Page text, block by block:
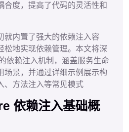
合度，提高了代码的灵活性和
就内置了强大的依赖注入容
松地实现依赖管理。本文将深
依赖注入机制，涵盖服务生命
场景，并通过详细示例展示构
、方法注入等常见模式
依赖注入基础概